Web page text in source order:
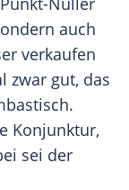
auch
verkaufen
zwar gut, das
Konjunktur,
sei der